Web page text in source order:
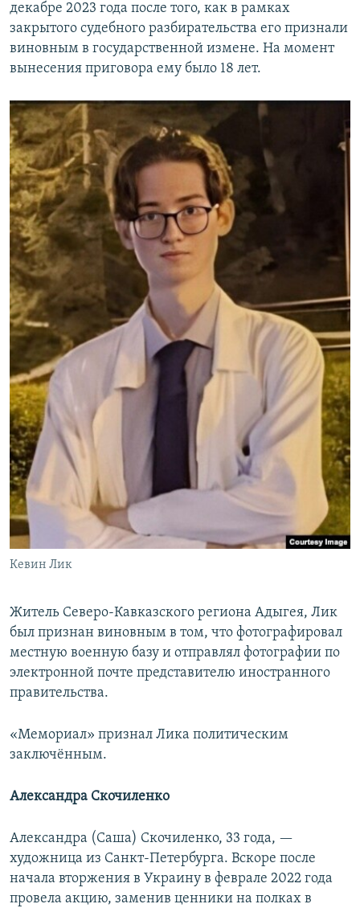
декабре 2023 года после того, как в рамках
закрытого судебного разбирательства его признали
виновным в государственной измене. На момент
вынесения приговора ему было 18 лет.
Кевин Лик
Житель Северо-Кавказского региона Адыгея, Лик
был признан виновным в том, что фотографировал
местную военную базу и отправлял фотографии по
электронной почте представителю иностранного
правительства.
«Мемориал» признал Лика политическим
заключённым.
Александра Скочиленко
Александра (Саша) Скочиленко, 33 года, —
художница из Санкт-Петербурга. Вскоре после
начала вторжения в Украину в феврале 2022 года
провела акцию, заменив ценники на полках в